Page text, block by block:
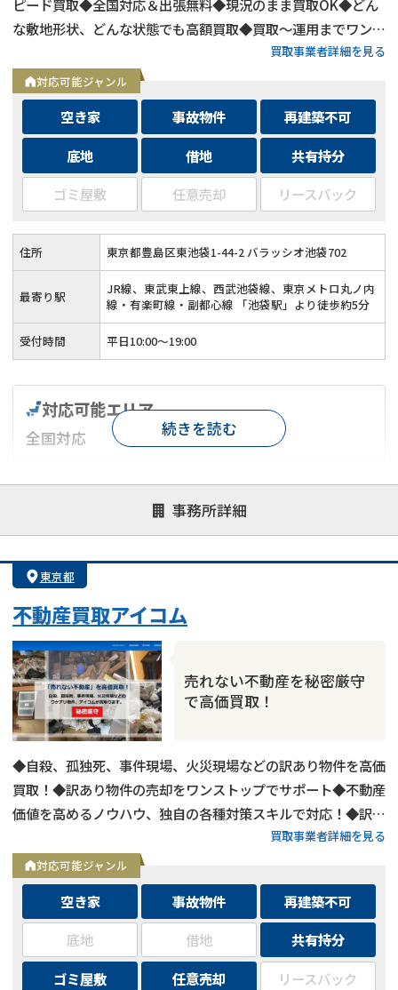
ピード買取◆全国対応＆出張無料◆現況のまま買取OK◆どん
な敷地形状、どんな状態でも高額買取◆買取〜運用までワンス
トップ対応◆無料査定＆相談はフォームから24時間受付
買取事業者詳細を見る
対応可能ジャンル
空き家 事故物件
再建築不可
底地
借地
共有持分
ゴミ屋敷
任意売却 リースバック
住所 東京都豊島区東池袋1-44-2 バラッシオ池袋702
最寄り駅
JR線、東武東上線、西武池袋線、東京メトロ丸ノ内
線・有楽町線・副都心線 「池袋駅」より徒歩約5分
受付時間 平日10:00～19:00
事務所詳細
対応可能エリア
全国対応
対応が親身 オンライン面談可能
レスポンスが早い
1億円以上の買取可
続きを読む
東京都
不動産買取アイコム
売れない不動産を秘密厳守
で高価買取！
◆自殺、孤独死、事件現場、火災現場などの訳あり物件を高価
買取！◆訳あり物件の売却をワンストップでサポート◆不動産
価値を高めるノウハウ、独自の各種対策スキルで対応！◆訳あ
買取事業者詳細を見る
対応可能ジャンル
空き家 事故物件
再建築不可
底地
借地
共有持分
ゴミ屋敷
任意売却 リースバック